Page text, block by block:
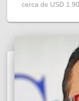
cerca de USD